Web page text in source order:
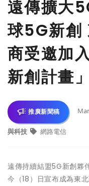
遠傳擴大
球5G新創
商受邀加
新創計畫」
推廣新聞稿
與科技 網路電信
遠傳持續結盟5G新創夥
今（18）日宣布成為東